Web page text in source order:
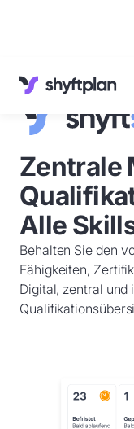
Wissenswertes
Zentrale
Alle
Behalten Sie den
Fähigkeiten,
Digital, zentral und